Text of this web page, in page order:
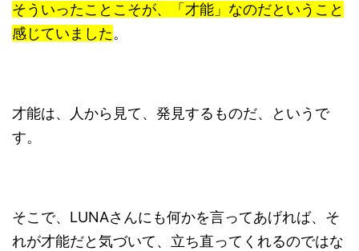
そういったことこそが、「才能」なのだということ
感じていました。
才能は、人から見て、発見するものだ、というで
す。
そこで、LUNAさんにも何かを言ってあげれば、そ
れが才能だと気づいて、立ち直ってくれるのではな